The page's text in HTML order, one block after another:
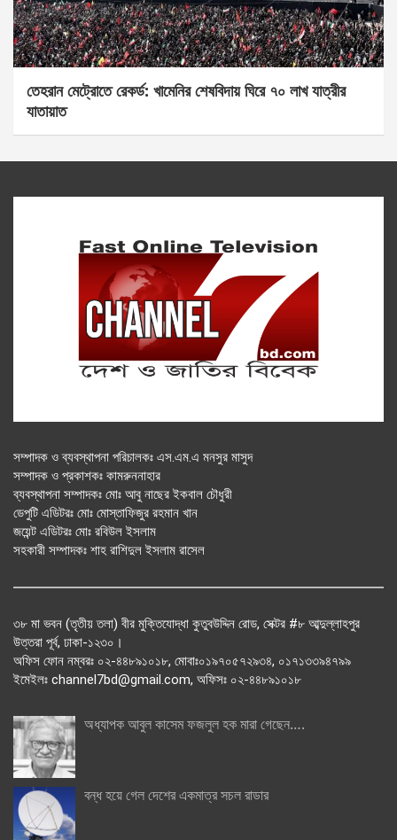
তেহরান মেট্রোতে রেকর্ড: খামেনির শেষবিদায় ঘিরে ৭০ লাখ যাত্রীর
যাতায়াত
সম্পাদক ও ব্যবস্থাপনা পরিচালকঃ এস.এম.এ মনসুর মাসুদ
সম্পাদক ও প্রকাশকঃ কামরুননাহার
ব্যবস্থাপনা সম্পাদকঃ মোঃ আবু নাছের ইকবাল চৌধুরী
ডেপুটি এডিটরঃ মোঃ মোস্তাফিজুর রহমান খান
জয়েন্ট এডিটরঃ মোঃ রবিউল ইসলাম
সহকারী সম্পাদকঃ শাহ রাশিদুল ইসলাম রাসেল
৩৮ মা ভবন (তৃতীয় তলা) বীর মুক্তিযোদ্ধা কুতুবউদ্দিন রোড, সেক্টর #৮ আব্দুল্লাহপুর
উত্তরা পূর্ব, ঢাকা-১২৩০।
অফিস ফোন নম্বরঃ ০২-৪৪৮৯১০১৮, মোবাঃ০১৯৭০৫৭২৯৩৪, ০১৭১৩৩৯৪৭৯৯
ইমেইলঃ channel7bd@gmail.com, অফিসঃ ০২-৪৪৮৯১০১৮
অধ্যাপক আবুল কাসেম ফজলুল হক মারা গেছেন….
বন্ধ হয়ে গেল দেশের একমাত্র সচল রাডার